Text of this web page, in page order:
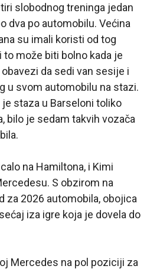
slobodnog treninga jedan
dva po automobilu. Većina
su imali koristi od tog
to može biti bolno kada je
da sedi van sesije i
u svom automobilu na stazi.
staza u Barseloni toliko
bilo je sedam takvih vozača
na Hamiltona, i Kimi
S obzirom na
za 2026 automobila, obojica
iza igre koja je dovela do
Mercedes na pol poziciji za